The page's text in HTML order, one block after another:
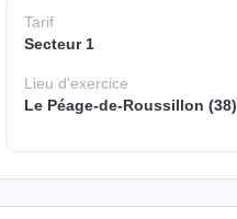
Tarif
Secteur 1
Lieud'exercice
Le Péage-de-Roussillon (38)